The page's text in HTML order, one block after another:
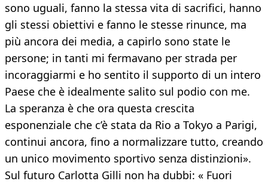
sono uguali, fanno la stessa vita di sacrifici, hanno
gli stessi obiettivi e fanno le stesse rinunce, ma
più ancora dei media, a capirlo sono state le
persone; in tanti mi fermavano per strada per
incoraggiarmi e ho sentito il supporto di un intero
Paese che è idealmente salito sul podio con me.
La speranza è che ora questa crescita
esponenziale che c’è stata da Rio a Tokyo a Parigi,
continui ancora, fino a normalizzare tutto, creando
un unico movimento sportivo senza distinzioni».
Sul futuro Carlotta Gilli non ha dubbi: « Fuori